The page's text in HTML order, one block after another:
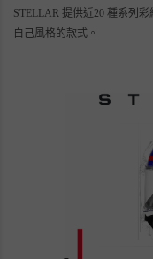
STELLAR 提供近20 種系列
自己風格的款式。